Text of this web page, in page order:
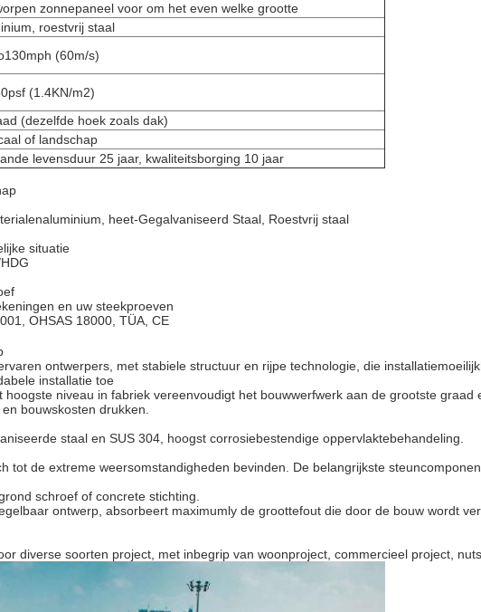
zonnepaneel voor om het even welke grootte
roestvrij staal
(60m/s)
(1.4KN/m2)
(dezelfde hoek zoals dak)
of landschap
levensduur 25 jaar, kwaliteitsborging 10 jaar
heet-Gegalvaniseerd Staal, Roestvrij staal
situatie
en uw steekproeven
OHSAS 18000, TÜA, CE
ontwerpers, met stabiele structuur en rijpe technologie, die
installatie toe
niveau in fabriek vereenvoudigt het bouwwerfwerk aan de grootste
bouwskosten drukken.
staal en SUS 304, hoogst corrosiebestendige oppervlaktebehandeling.
tot de extreme weersomstandigheden bevinden. De belangrijkste
schroef of concrete stichting.
ontwerp, absorbeert maximumly de groottefout die door de bouw wordt
diverse soorten project, met inbegrip van woonproject, commercieel project,